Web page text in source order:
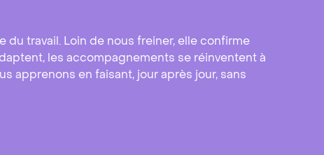
du travail. Loin de nous freiner, elle confirme
les accompagnements se réinventent à
apprenons en faisant, jour après jour, sans